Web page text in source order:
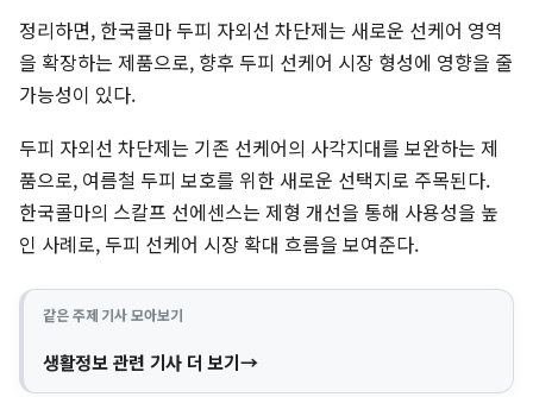
정리하면, 한국콜마 두피 자외선 차단제는 새로운 선케어 영역
을 확장하는 제품으로, 향후 두피 선케어 시장 형성에 영향을 줄
가능성이 있다.
두피 자외선 차단제는 기존 선케어의 사각지대를 보완하는 제
품으로, 여름철 두피 보호를 위한 새로운 선택지로 주목된다.
한국콜마의 스칼프 선에센스는 제형 개선을 통해 사용성을 높
인 사례로, 두피 선케어 시장 확대 흐름을 보여준다.
같은 주제 기사 모아보기
생활정보 관련 기사 더 보기